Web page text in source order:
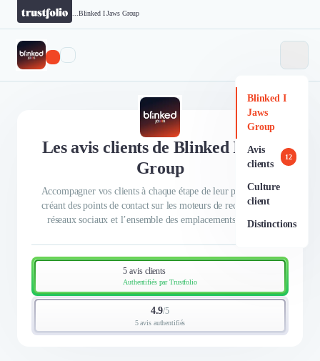
Blinked I Jaws Group
Blinked I
Jaws
Group
Avis
clients
12
Culture
client
Distinctions
Les avis clients de Blinked I Jaws
Group
Accompagner vos clients à chaque étape de leur parcours, en
créant des points de contact sur les moteurs de recherche, les
réseaux sociaux et l’ensemble des emplacements digitaux.
5 avis clients
Authentifiés par Trustfolio
4.9/5
5 avis authentifiés